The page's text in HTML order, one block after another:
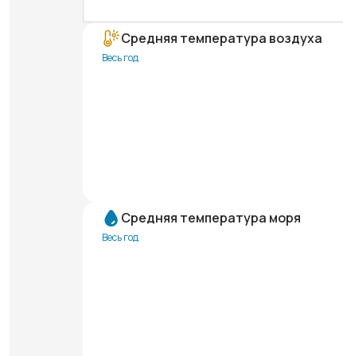
Средняя температура воздуха
Весь год
Средняя температура моря
Весь год